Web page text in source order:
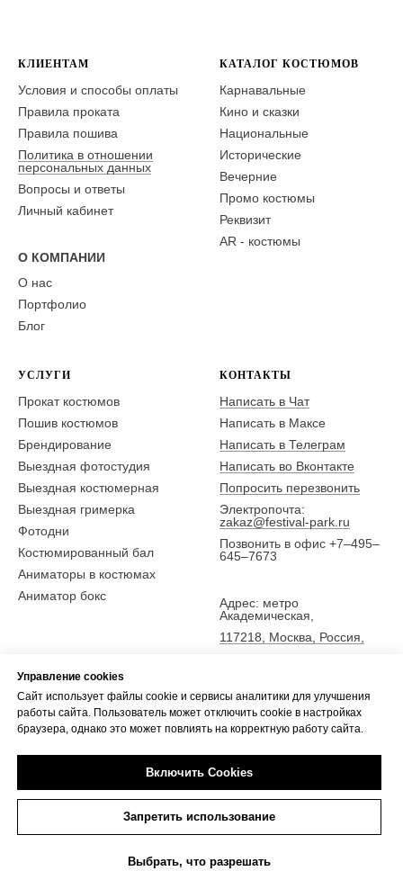
КЛИЕНТАМ
Условия и способы оплаты
Правила проката
Правила пошива
Политика в отношении
персональных данных
Вопросы и ответы
Личный кабинет
О КОМПАНИИ
О нас
Портфолио
Блог
КАТАЛОГ КОСТЮМОВ
Карнавальные
Кино и сказки
Национальные
Исторические
Вечерние
Промо костюмы
Реквизит
AR - костюмы
УСЛУГИ
Прокат костюмов
Пошив костюмов
Брендирование
Выездная фотостудия
Выездная костюмерная
Выездная гримерка
Фотодни
Костюмированный бал
Аниматоры в костюмах
Аниматор бокс
КОНТАКТЫ
Написать в Чат
Написать в Максе
Написать в Телеграм
Написать во Вконтакте
Попросить перезвонить
Электропочта:
zakaz@festival-park.ru
Позвонить в офис +7–495–
645–7673
Адрес: метро
Академическая,
117218, Москва, Россия,
5 эт., офис Фестиваль-парк
Управление cookies
Сайт использует файлы cookie и сервисы аналитики для улучшения
работы сайта. Пользователь может отключить cookie в настройках
браузера, однако это может повлиять на корректную работу сайта.
Включить Cookies
Запретить использование
Выбрать, что разрешать